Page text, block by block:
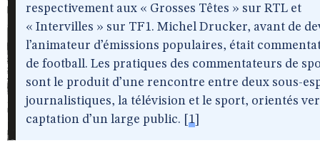
respectivement aux « Grosses Têtes » sur RTL et
« Intervilles » sur TF1. Michel Drucker, avant de
l’animateur d’émissions populaires, était
de football. Les pratiques des commentateurs de
sont le produit d’une rencontre entre deux sous-
journalistiques, la télévision et le sport, orientés
captation d’un large public.
1